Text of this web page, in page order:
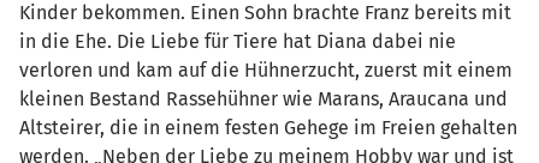
Kinder bekommen. Einen Sohn brachte Franz bereits mit
in die Ehe. Die Liebe für Tiere hat Diana dabei nie
verloren und kam auf die Hühnerzucht, zuerst mit einem
kleinen Bestand Rassehühner wie Marans, Araucana und
Altsteirer, die in einem festen Gehege im Freien gehalten
werden. „Neben der Liebe zu meinem Hobby war und ist